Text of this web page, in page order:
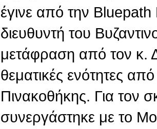
έγινε από την
διευθυντή του
μετάφραση από τον κ.
θεματικές ενότητες
Πινακοθήκης. Για τον
συνεργάστηκε με το